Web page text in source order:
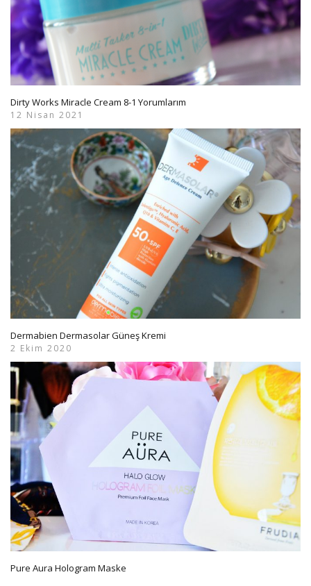
Dirty Works Miracle Cream 8-1 Yorumlarım
12 Nisan 2021
Dermabien Dermasolar Güneş Kremi
2 Ekim 2020
Pure Aura Hologram Maske